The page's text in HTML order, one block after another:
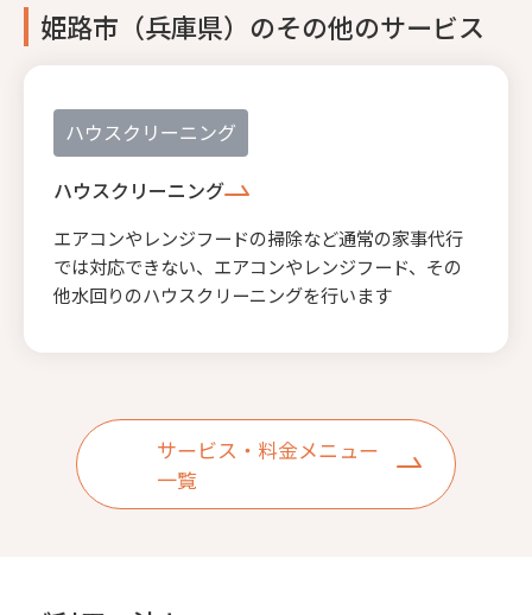
姫路市（兵庫県）のその他のサービス
ハウスクリーニング
ハウスクリーニング
エアコンやレンジフードの掃除など通常の家事代行
では対応できない、エアコンやレンジフード、その
他水回りのハウスクリーニングを行います
サービス・料金メニュー
一覧